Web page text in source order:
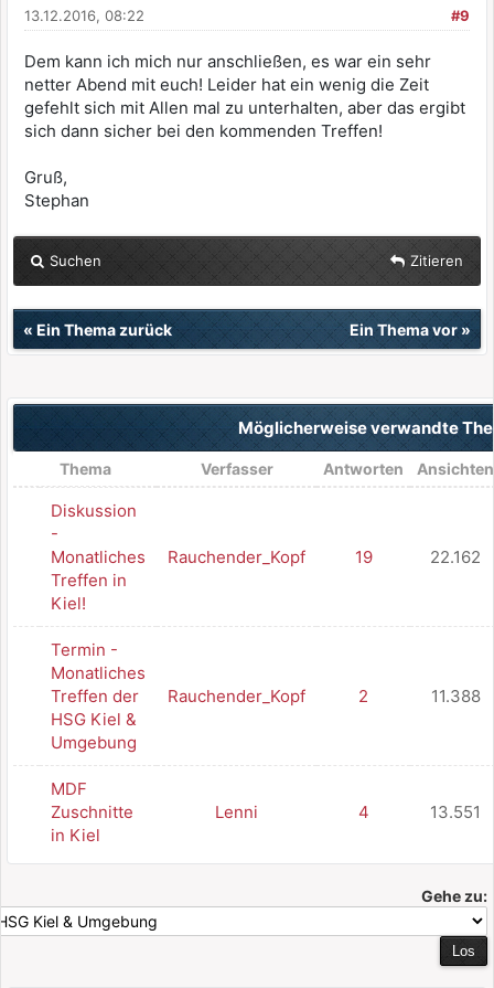
#9
13.12.2016, 08:22
Dem kann ich mich nur anschließen, es war ein sehr
netter Abend mit euch! Leider hat ein wenig die Zeit
gefehlt sich mit Allen mal zu unterhalten, aber das ergibt
sich dann sicher bei den kommenden Treffen!
Gruß,
Stephan
Suchen Zitieren
« Ein Thema zurück Ein Thema vor»
Möglicherweise verwandte
Thema Verfasser Antworten Ansichten
Diskussion
-
Monatliches
Treffen in
Kiel!
Rauchender_Kopf 19 22.162
Termin -
Monatliches
Treffen der
HSG Kiel &
Umgebung
Rauchender_Kopf 2 11.388
MDF
Zuschnitte
in Kiel
Lenni 4 13.551
Gehe zu: